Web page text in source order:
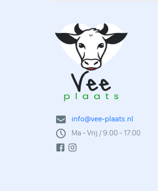
info@vee-plaats.nl
Ma - Vrij / 9:00 - 17:00